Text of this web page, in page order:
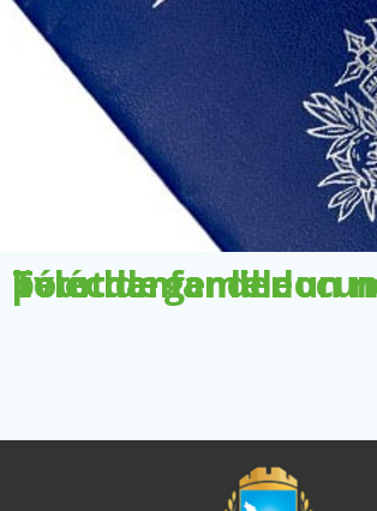
Télécharger le document pour demander un nouveau livret de famille